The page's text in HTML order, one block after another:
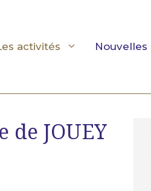
activités Nouvelles
JOUEY